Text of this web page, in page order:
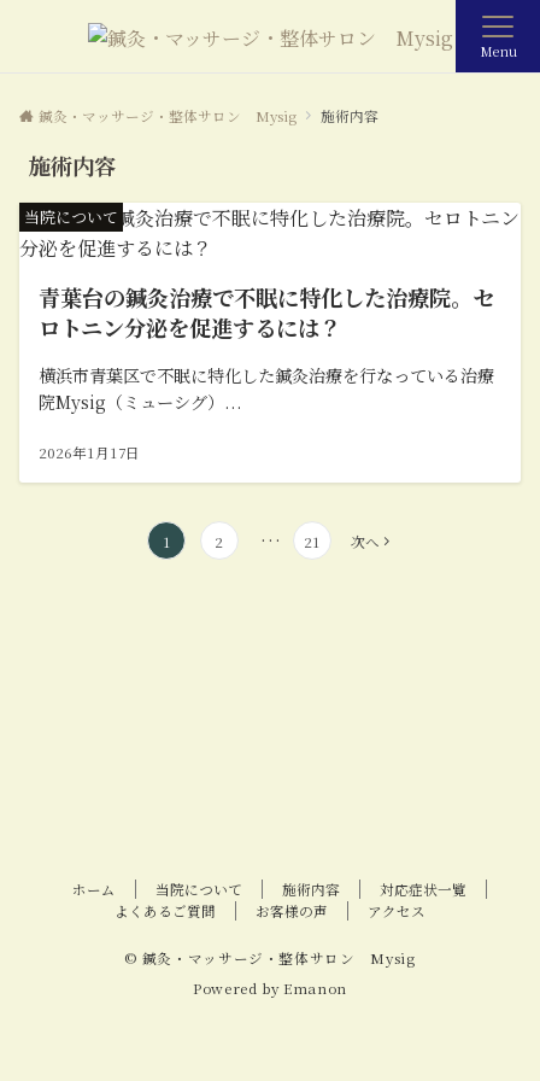
Menu
鍼灸・マッサージ・整体サロン Mysig 施術内容
施術内容
当院について
青葉台の鍼灸治療で不眠に特化した治療院。セ
ロトニン分泌を促進するには？
横浜市青葉区で不眠に特化した鍼灸治療を行なっている治療
院Mysig（ミューシグ）...
2026年1月17日
1 2 … 21 次へ
ホーム 当院について 施術内容
対応症状一覧
よくあるご質問
お客様の声 アクセス
© 鍼灸・マッサージ・整体サロン Mysig
Powered by Emanon